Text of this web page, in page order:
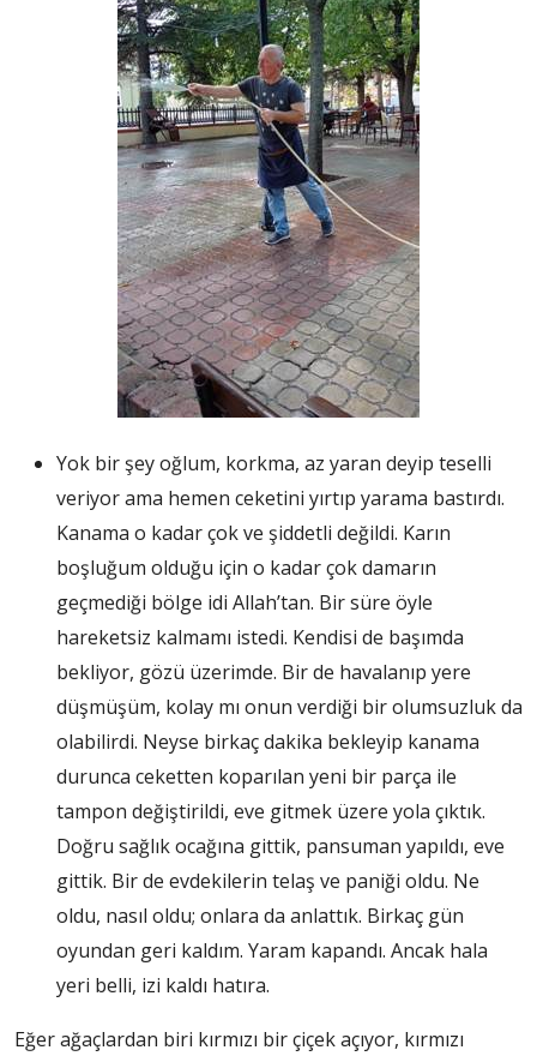
Yok bir şey oğlum, korkma, az yaran deyip teselli
veriyor ama hemen ceketini yırtıp yarama bastırdı.
Kanama o kadar çok ve şiddetli değildi. Karın
boşluğum olduğu için o kadar çok damarın
geçmediği bölge idi Allah’tan. Bir süre öyle
hareketsiz kalmamı istedi. Kendisi de başımda
bekliyor, gözü üzerimde. Bir de havalanıp yere
düşmüşüm, kolay mı onun verdiği bir olumsuzluk da
olabilirdi. Neyse birkaç dakika bekleyip kanama
durunca ceketten koparılan yeni bir parça ile
tampon değiştirildi, eve gitmek üzere yola çıktık.
Doğru sağlık ocağına gittik, pansuman yapıldı, eve
gittik. Bir de evdekilerin telaş ve paniği oldu. Ne
oldu, nasıl oldu; onlara da anlattık. Birkaç gün
oyundan geri kaldım. Yaram kapandı. Ancak hala
yeri belli, izi kaldı hatıra.
Eğer ağaçlardan biri kırmızı bir çiçek açıyor, kırmızı